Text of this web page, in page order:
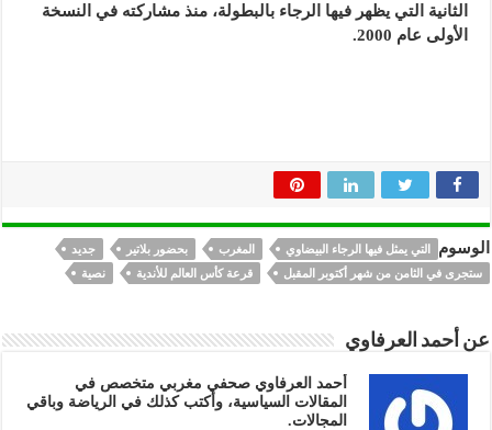
الثانية التي يظهر فيها الرجاء بالبطولة، منذ مشاركته في النسخة
الأولى عام 2000.
الوسوم التي يمثل فيها الرجاء البيضاوي المغرب بحضور بلاتير
جديد
ستجرى في الثامن من شهر أكتوبر المقبل
قرعة كأس العالم للأندية نصية
عن أحمد العرفاوي
أحمد العرفاوي صحفي مغربي متخصص في
المقالات السياسية، وأكتب كذلك في الرياضة وباقي
المجالات.